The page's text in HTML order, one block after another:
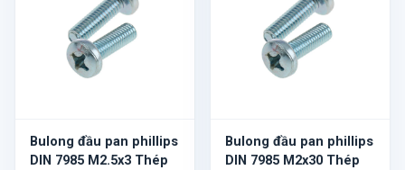
Bulong đầu pan phillips
DIN 7985 M2.5x3 Thép
Bulong đầu pan phillips
DIN 7985 M2x30 Thép